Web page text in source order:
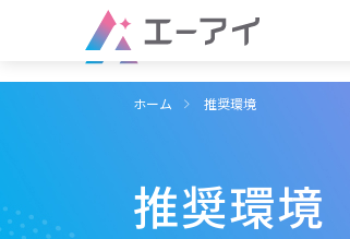
ホーム 推奨環境
推奨環境